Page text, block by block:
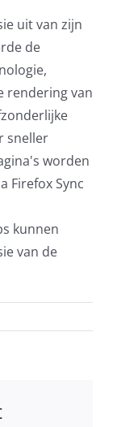
uit van zijn
de
rendering van
sneller
worden
Firefox Sync
kunnen
van de